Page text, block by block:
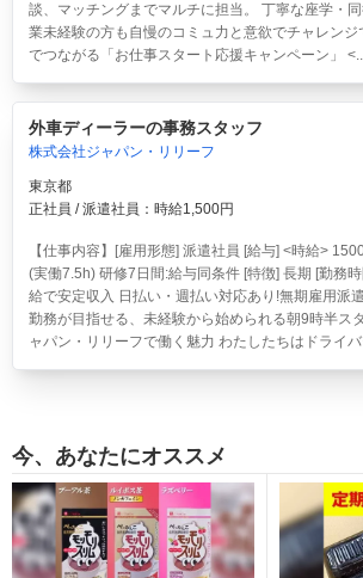
談、マッチングまでマルチに担当。 丁寧な座学・
業未経験の方も自慢のコミュ力と意欲でチャレンジ
でつながる「お仕事スタート応援キャンペーン」
外車ディーラーの事務スタッフ
株式会社ジャパン・リリーフ
東京都
正社員 / 派遣社員：時給1,500円
【仕事内容】[雇用形態] 派遣社員 [給与] <時給>
(実働7.5h) 研修7日間:給与同条件 [特徴] 長期 [勤務
給で安定収入 日払い・週払い対応あり!無期雇用派
勤務が目指せる、未経験から始められる朝9時半ス
ャパン・リリーフで働く魅力 わたしたちはドライ
今、あなたにオススメ